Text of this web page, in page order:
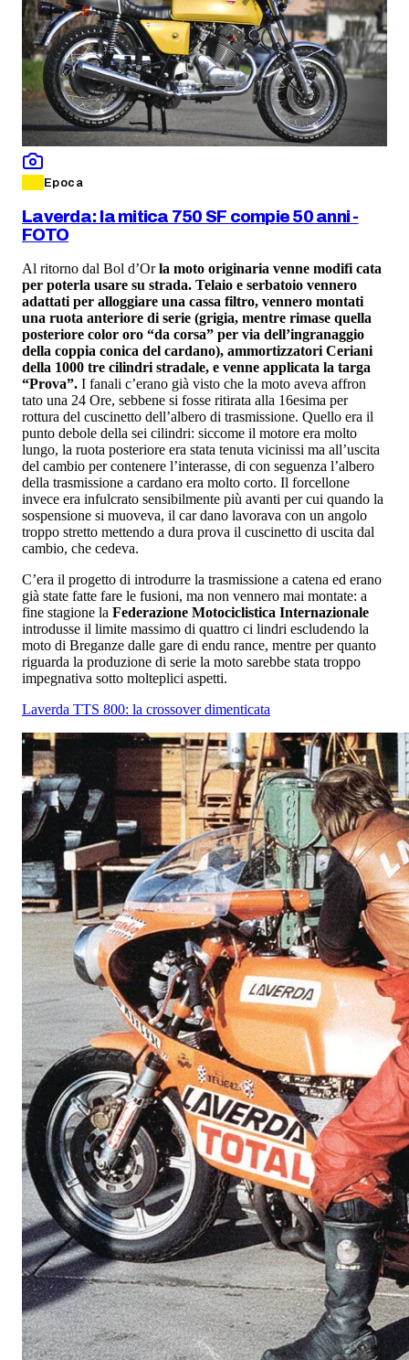
Epoca
Laverda: la mitica 750 SF compie 50 anni -
FOTO
Al ritorno dal Bol d’Orla moto originaria venne modifi cata
per poterla usare su strada. Telaio e serbatoio vennero
adattati per alloggiare una cassa filtro, vennero montati
una ruota anteriore di serie (grigia, mentre rimase quella
posteriore color oro “da corsa” per via dell’ingranaggio
della coppia conica del cardano), ammortizzatori Ceriani
della 1000 tre cilindri stradale, e venne applicata la targa
“Prova”. I fanali c’erano già visto che la moto aveva affron
tato una 24 Ore, sebbene si fosse ritirata alla 16esima per
rottura del cuscinetto dell’albero di trasmissione. Quello era il
punto debole della sei cilindri: siccome il motore era molto
lungo, la ruota posteriore era stata tenuta vicinissi ma all’uscita
del cambio per contenere l’interasse, di con seguenza l’albero
della trasmissione a cardano era molto corto. Il forcellone
invece era infulcrato sensibilmente più avanti per cui quando la
sospensione si muoveva, il car dano lavorava con un angolo
troppo stretto mettendo a dura prova il cuscinetto di uscita dal
cambio, che cedeva.
C’era il progetto di introdurre la trasmissione a catena ed erano
già state fatte fare le fusioni, ma non vennero mai montate: a
fine stagione la Federazione Motociclistica Internazionale
introdusse il limite massimo di quattro ci lindri escludendo la
moto di Breganze dalle gare di endu rance, mentre per quanto
riguarda la produzione di serie la moto sarebbe stata troppo
impegnativa sotto molteplici aspetti.
Laverda TTS 800: la crossover dimenticata